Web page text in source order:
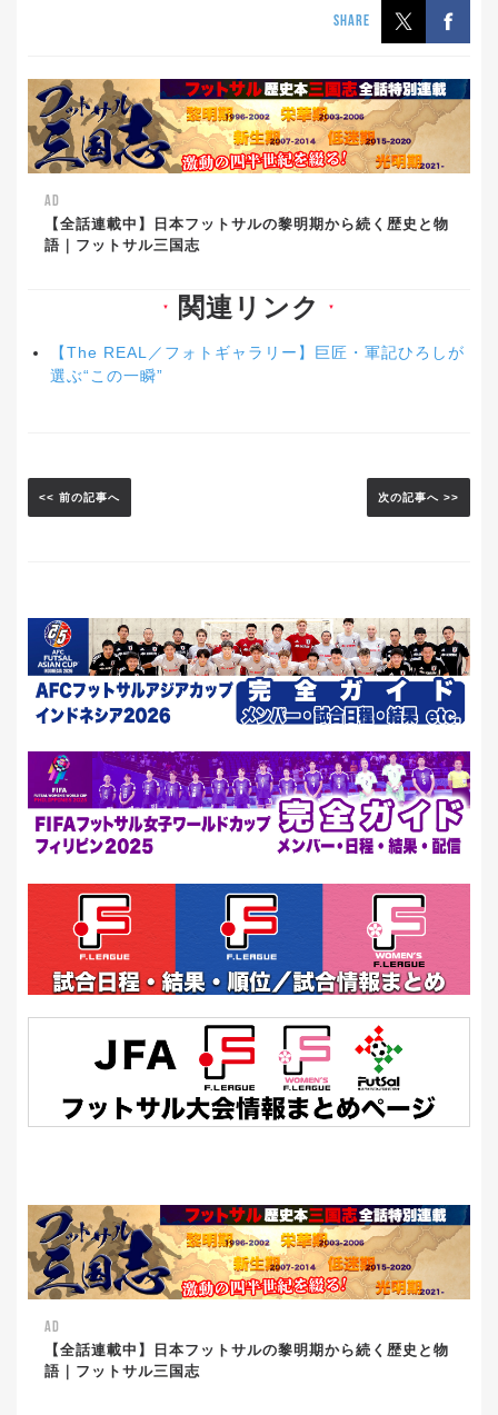
SHARE
AD
【全話連載中】日本フットサルの黎明期から続く歴史と物
語｜フットサル三国志
▼ 関連リンク ▼
【The REAL／フォトギャラリー】巨匠・軍記ひろしが
選ぶ“この一瞬”
<< 前の記事へ 次の記事へ >>
AD
【全話連載中】日本フットサルの黎明期から続く歴史と物
語｜フットサル三国志